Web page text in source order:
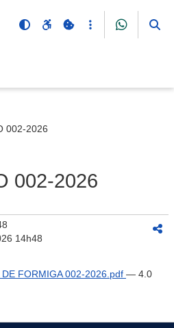
002-2026
002-2026
14h48
FORMIGA 002-2026.pdf — 4.0